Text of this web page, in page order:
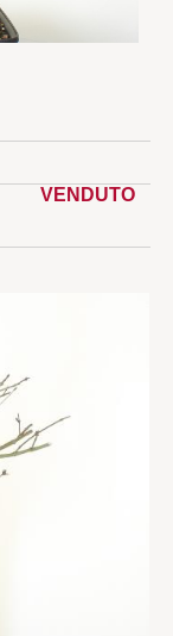
VENDUTO